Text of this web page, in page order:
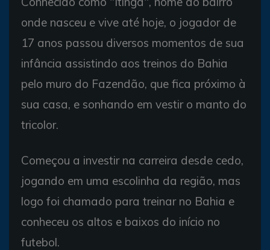
onde nasceu e vive até hoje, o jogador de
17 anos passou diversos momentos de sua
infância assistindo aos treinos do Bahia
pelo muro do Fazendão, que fica próximo à
sua casa, e sonhando em vestir o manto do
tricolor.
Começou a investir na carreira desde cedo,
jogando em uma escolinha da região, mas
logo foi chamado para treinar no Bahia e
conheceu os altos e baixos do início no
futebol.